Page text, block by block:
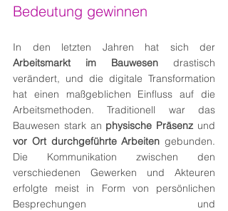
Bedeutung gewinnen
Arbeitsmarkt im Bauwesen drastisch
verändert, und die digitale Transformation
hat einen maßgeblichen Einfluss auf die
Arbeitsmethoden. Traditionell war das
Bauwesen stark an physische Präsenz
vor Ort durchgeführte Arbeiten gebunden.
Die Kommunikation zwischen den
verschiedenen Gewerken und Akteuren
erfolgte meist in Form von persönlichen
Besprechungen und